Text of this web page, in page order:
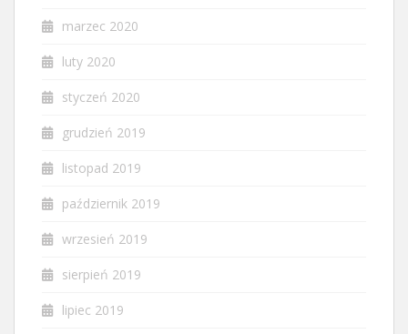
marzec 2020
luty 2020
styczeń 2020
grudzień 2019
listopad 2019
październik 2019
wrzesień 2019
sierpień 2019
lipiec 2019